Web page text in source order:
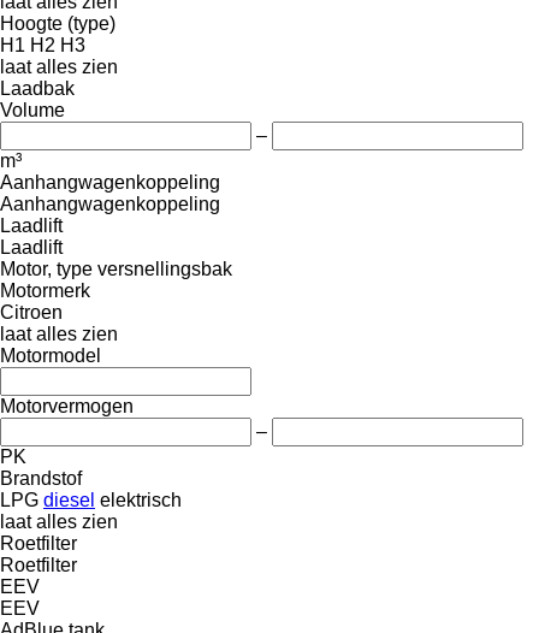
Hoogte (type)
H1 H2 H3
laat alles zien
Laadbak
Volume
–
m³
Aanhangwagenkoppeling
Aanhangwagenkoppeling
Laadlift
Laadlift
Motor, type versnellingsbak
Motormerk
Citroen
laat alles zien
Motormodel
Motorvermogen
–
PK
Brandstof
LPG diesel elektrisch
laat alles zien
Roetfilter
Roetfilter
EEV
EEV